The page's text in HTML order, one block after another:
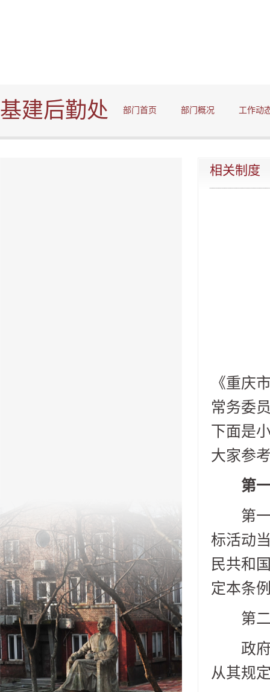
基建后勤处 部门首页 部门概况 工作动
相关制度
《重庆
常务委
下面是
大家参
第一
第一
标活动
民共和
定本条
第二
政府
从其规